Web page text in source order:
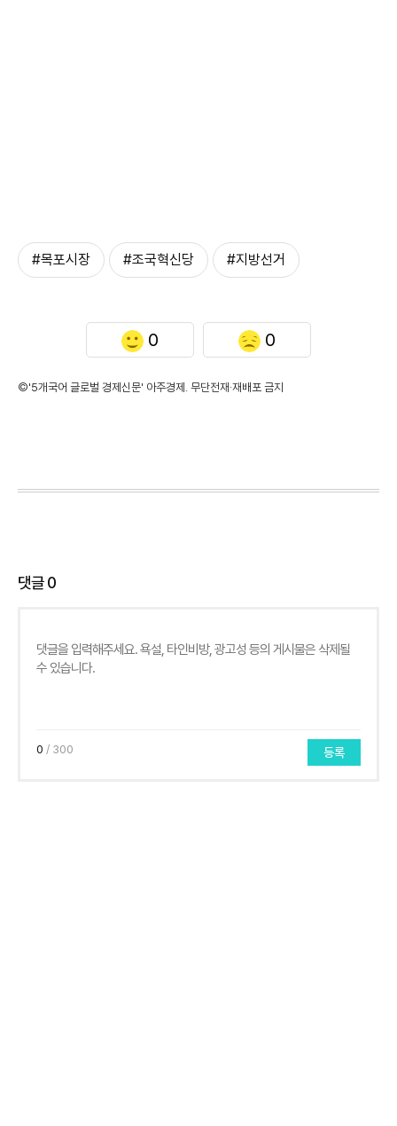
#목포시장 #조국혁신당 #지방선거
0 0
©'5개국어 글로벌 경제신문' 아주경제. 무단전재·재배포 금지
댓글0
0 / 300 등록